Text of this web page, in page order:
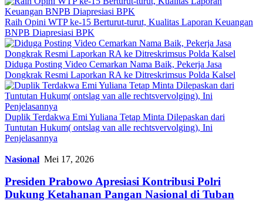
Raih Opini WTP ke-15 Berturut-turut, Kualitas Laporan Keuangan
BNPB Diapresiasi BPK
Diduga Posting Video Cemarkan Nama Baik, Pekerja Jasa
Dongkrak Resmi Laporkan RA ke Ditreskrimsus Polda Kalsel
Duplik Terdakwa Emi Yuliana Tetap Minta Dilepaskan dari
Tuntutan Hukum( ontslag van alle rechtsvervolging), Ini
Penjelasannya
Nasional Mei 17, 2026
Presiden Prabowo Apresiasi Kontribusi Polri
Dukung Ketahanan Pangan Nasional di Tuban